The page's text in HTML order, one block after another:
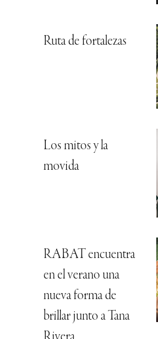
Ruta de fortalezas
Los mitos y la
movida
RABAT encuentra
en el verano una
nueva forma de
brillar junto a Tana